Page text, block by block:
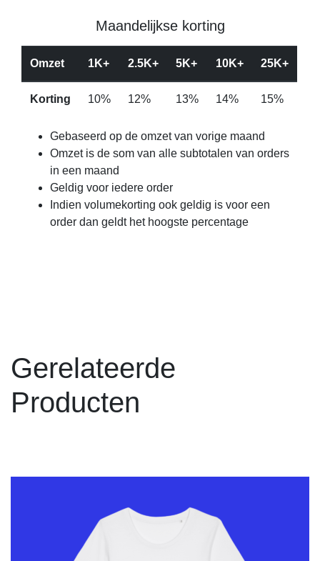
Maandelijkse korting
Omzet 1K+ 2.5K+ 5K+ 10K+ 25K+
Korting 10% 12% 13% 14% 15%
Gebaseerd op de omzet van vorige maand
Omzet is de som van alle subtotalen van orders
in een maand
Geldig voor iedere order
Indien volumekorting ook geldig is voor een
order dan geldt het hoogste percentage
Gerelateerde
Producten